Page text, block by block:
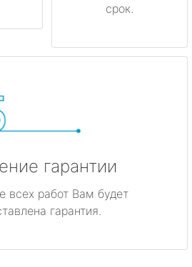
срок.
гарантии
всех работ Вам будет
гарантия.